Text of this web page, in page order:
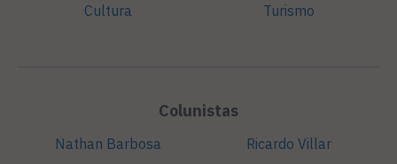
Cultura
Turismo
Colunistas
Nathan Barbosa
Ricardo Villar